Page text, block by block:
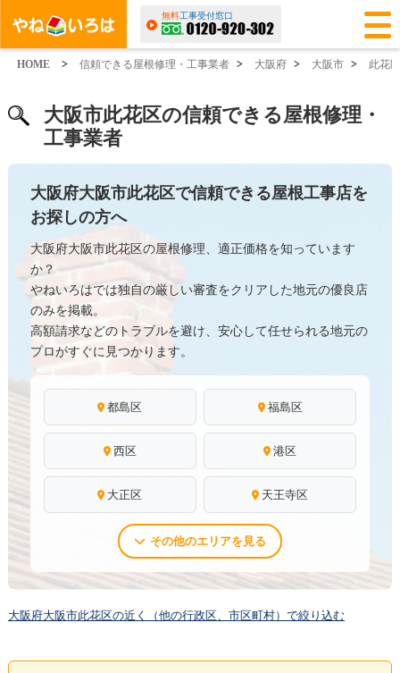
無料工事受付窓口
HOME > 信頼できる屋根修理・工事業者 > 大阪府 > 大阪市 > 此花区
大阪市此花区の信頼できる屋根修理・
工事業者
大阪府大阪市此花区で信頼できる屋根工事店を
お探しの方へ
大阪府大阪市此花区の屋根修理、適正価格を知っています
か？
やねいろはでは独自の厳しい審査をクリアした地元の優良店
のみを掲載。
高額請求などのトラブルを避け、安心して任せられる地元の
プロがすぐに見つかります。
都島区 福島区
西区 港区
大正区 天王寺区
その他のエリアを見る
大阪府大阪市此花区の近く（他の行政区、市区町村）で絞り込む